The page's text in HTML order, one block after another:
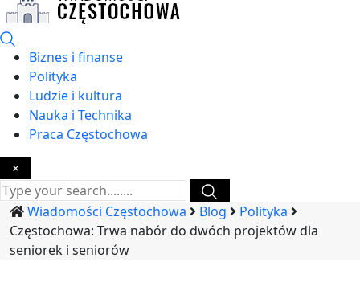
Biznes i finanse
Polityka
Ludzie i kultura
Nauka i Technika
Praca Częstochowa
×
Wiadomości Częstochowa Blog
Polityka
Częstochowa: Trwa nabór do dwóch projektów dla
seniorek i seniorów